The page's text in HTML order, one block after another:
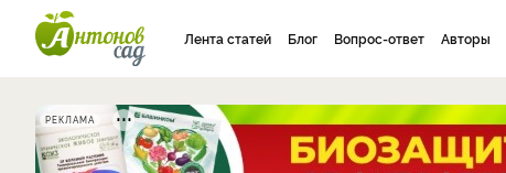
Лента статей Блог Вопрос-ответ Авторы
РЕКЛАМА